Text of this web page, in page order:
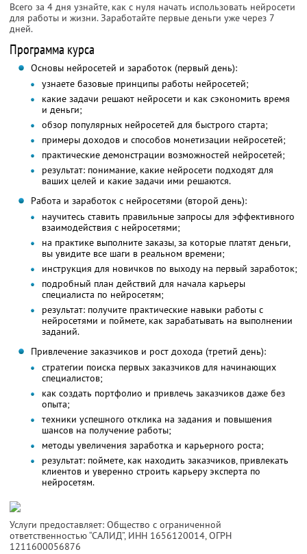
Всего за 4 дня узнайте, как с нуля начать использовать нейросети
для работы и жизни. Заработайте первые деньги уже через 7
дней.
Программа курса
Основы нейросетей и заработок (первый день):
узнаете базовые принципы работы нейросетей;
какие задачи решают нейросети и как сэкономить время
и деньги;
обзор популярных нейросетей для быстрого старта;
примеры доходов и способов монетизации нейросетей;
практические демонстрации возможностей нейросетей;
результат: понимание, какие нейросети подходят для
ваших целей и какие задачи ими решаются.
Работа и заработок с нейросетями (второй день):
научитесь ставить правильные запросы для эффективного
взаимодействия с нейросетями;
на практике выполните заказы, за которые платят деньги,
вы увидите все шаги в реальном времени;
инструкция для новичков по выходу на первый заработок;
подробный план действий для начала карьеры
специалиста по нейросетям;
результат: получите практические навыки работы с
нейросетями и поймете, как зарабатывать на выполнении
заданий.
Привлечение заказчиков и рост дохода (третий день):
стратегии поиска первых заказчиков для начинающих
специалистов;
как создать портфолио и привлечь заказчиков даже без
опыта;
техники успешного отклика на задания и повышения
шансов на получение работы;
методы увеличения заработка и карьерного роста;
результат: поймете, как находить заказчиков, привлекать
клиентов и уверенно строить карьеру эксперта по
нейросетям.
Услуги предоставляет: Общество с ограниченной
ответственностью “САЛИД”, ИНН 1656120014, ОГРН
1211600056876